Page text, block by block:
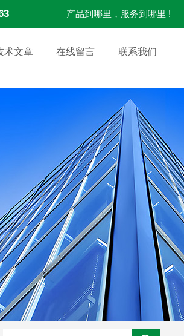
产品到哪里，服务到哪里 !
术文章 在线留言 联系我们